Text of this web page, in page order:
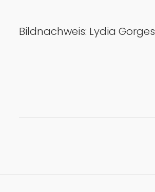
Bildnachweis: Lydia Gorges